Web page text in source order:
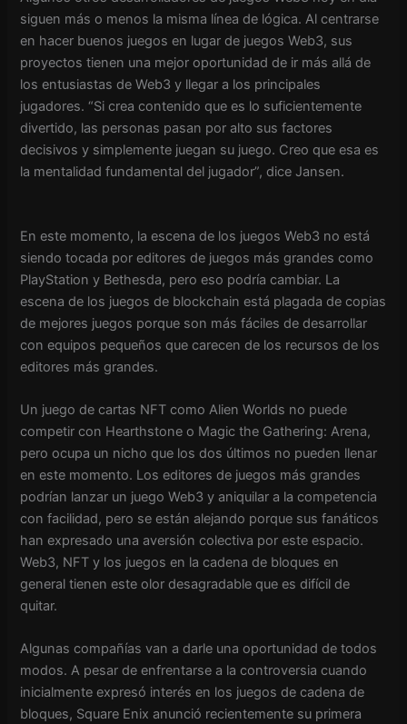
siguen más o menos la misma línea de lógica. Al centrarse
en hacer buenos juegos en lugar de juegos Web3, sus
proyectos tienen una mejor oportunidad de ir más allá de
los entusiastas de Web3 y llegar a los principales
jugadores. “Si crea contenido que es lo suficientemente
divertido, las personas pasan por alto sus factores
decisivos y simplemente juegan su juego. Creo que esa es
la mentalidad fundamental del jugador”, dice Jansen.
En este momento, la escena de los juegos Web3 no está
siendo tocada por editores de juegos más grandes como
PlayStation y Bethesda, pero eso podría cambiar. La
escena de los juegos de blockchain está plagada de copias
de mejores juegos porque son más fáciles de desarrollar
con equipos pequeños que carecen de los recursos de los
editores más grandes.
Un juego de cartas NFT como Alien Worlds no puede
competir con Hearthstone o Magic the Gathering: Arena,
pero ocupa un nicho que los dos últimos no pueden llenar
en este momento. Los editores de juegos más grandes
podrían lanzar un juego Web3 y aniquilar a la competencia
con facilidad, pero se están alejando porque sus fanáticos
han expresado una aversión colectiva por este espacio.
Web3, NFT y los juegos en la cadena de bloques en
general tienen este olor desagradable que es difícil de
quitar.
Algunas compañías van a darle una oportunidad de todos
modos. A pesar de enfrentarse a la controversia cuando
inicialmente expresó interés en los juegos de cadena de
bloques, Square Enix anunció recientemente su primera